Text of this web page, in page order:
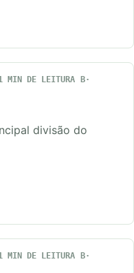
MIN DE LEITURA
divisão do
MIN DE LEITURA